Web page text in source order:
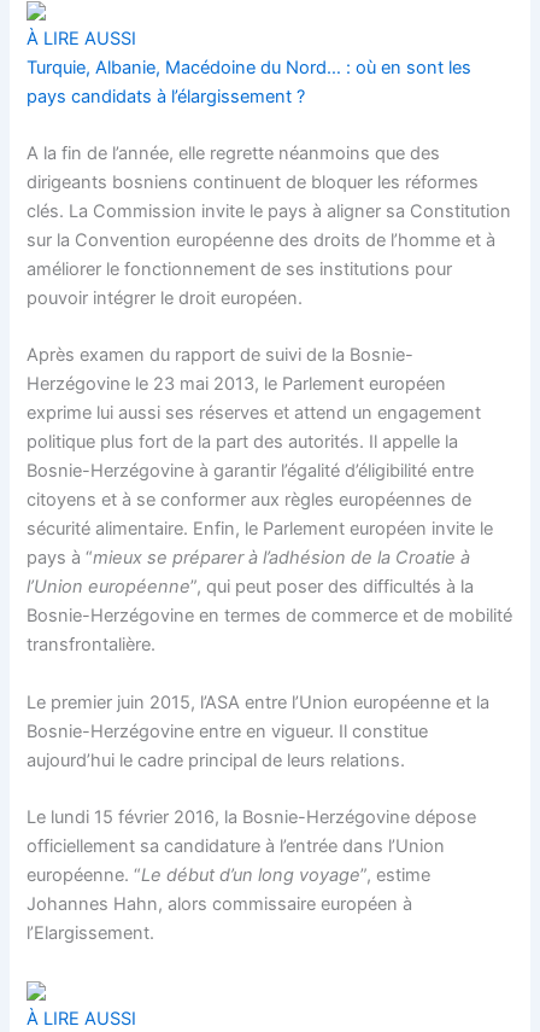
À LIRE AUSSI
Turquie, Albanie, Macédoine du Nord… : où en sont les
pays candidats à l’élargissement ?
A la fin de l’année, elle regrette néanmoins que des
dirigeants bosniens continuent de bloquer les réformes
clés. La Commission invite le pays à aligner sa Constitution
sur la Convention européenne des droits de l’homme et à
améliorer le fonctionnement de ses institutions pour
pouvoir intégrer le droit européen.
Après examen du rapport de suivi de la Bosnie-
Herzégovine le 23 mai 2013, le Parlement européen
exprime lui aussi ses réserves et attend un engagement
politique plus fort de la part des autorités. Il appelle la
Bosnie-Herzégovine à garantir l’égalité d’éligibilité entre
citoyens et à se conformer aux règles européennes de
sécurité alimentaire. Enfin, le Parlement européen invite le
pays à “mieux se préparer à l’adhésion de la Croatie à
l’Union européenne”, qui peut poser des difficultés à la
Bosnie-Herzégovine en termes de commerce et de mobilité
transfrontalière.
Le premier juin 2015, l’ASA entre l’Union européenne et la
Bosnie-Herzégovine entre en vigueur. Il constitue
aujourd’hui le cadre principal de leurs relations.
Le lundi 15 février 2016, la Bosnie-Herzégovine dépose
officiellement sa candidature à l’entrée dans l’Union
européenne. “Le début d’un long voyage”, estime
Johannes Hahn, alors commissaire européen à
l’Elargissement.
À LIRE AUSSI